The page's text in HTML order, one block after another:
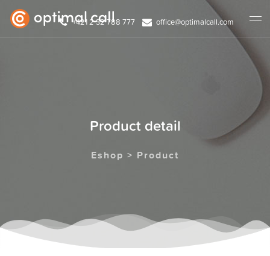
+421 2 32 788 777 office@optimalcall.com
Product detail
Eshop > Product